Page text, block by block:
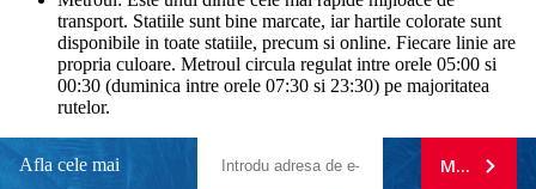
transport. Statiile sunt bine marcate, iar hartile colorate sunt
disponibile in toate statiile, precum si online. Fiecare linie are
propria culoare. Metroul circula regulat intre orele 05:00 si
00:30 (duminica intre orele 07:30 si 23:30) pe majoritatea
rutelor.
Afla cele mai MA